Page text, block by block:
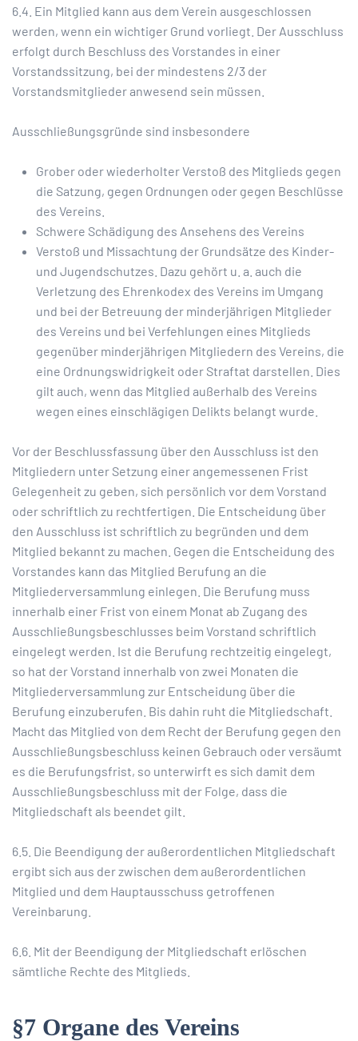
6.4. Ein Mitglied kann aus dem Verein ausgeschlossen
werden, wenn ein wichtiger Grund vorliegt. Der Ausschluss
erfolgt durch Beschluss des Vorstandes in einer
Vorstandssitzung, bei der mindestens 2/3 der
Vorstandsmitglieder anwesend sein müssen.
Ausschließungsgründe sind insbesondere
Grober oder wiederholter Verstoß des Mitglieds gegen
die Satzung, gegen Ordnungen oder gegen Beschlüsse
des Vereins.
Schwere Schädigung des Ansehens des Vereins
Verstoß und Missachtung der Grundsätze des Kinder-
und Jugendschutzes. Dazu gehört u. a. auch die
Verletzung des Ehrenkodex des Vereins im Umgang
und bei der Betreuung der minderjährigen Mitglieder
des Vereins und bei Verfehlungen eines Mitglieds
gegenüber minderjährigen Mitgliedern des Vereins, die
eine Ordnungswidrigkeit oder Straftat darstellen. Dies
gilt auch, wenn das Mitglied außerhalb des Vereins
wegen eines einschlägigen Delikts belangt wurde.
Vor der Beschlussfassung über den Ausschluss ist den
Mitgliedern unter Setzung einer angemessenen Frist
Gelegenheit zu geben, sich persönlich vor dem Vorstand
oder schriftlich zu rechtfertigen. Die Entscheidung über
den Ausschluss ist schriftlich zu begründen und dem
Mitglied bekannt zu machen. Gegen die Entscheidung des
Vorstandes kann das Mitglied Berufung an die
Mitgliederversammlung einlegen. Die Berufung muss
innerhalb einer Frist von einem Monat ab Zugang des
Ausschließungsbeschlusses beim Vorstand schriftlich
eingelegt werden. Ist die Berufung rechtzeitig eingelegt,
so hat der Vorstand innerhalb von zwei Monaten die
Mitgliederversammlung zur Entscheidung über die
Berufung einzuberufen. Bis dahin ruht die Mitgliedschaft.
Macht das Mitglied von dem Recht der Berufung gegen den
Ausschließungsbeschluss keinen Gebrauch oder versäumt
es die Berufungsfrist, so unterwirft es sich damit dem
Ausschließungsbeschluss mit der Folge, dass die
Mitgliedschaft als beendet gilt.
6.5. Die Beendigung der außerordentlichen Mitgliedschaft
ergibt sich aus der zwischen dem außerordentlichen
Mitglied und dem Hauptausschuss getroffenen
Vereinbarung.
6.6. Mit der Beendigung der Mitgliedschaft erlöschen
sämtliche Rechte des Mitglieds.
§7 Organe des Vereins